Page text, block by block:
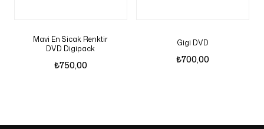
Mavi En Sicak Renktir
DVD Digipack
₺750,00
Gigi DVD
₺700,00